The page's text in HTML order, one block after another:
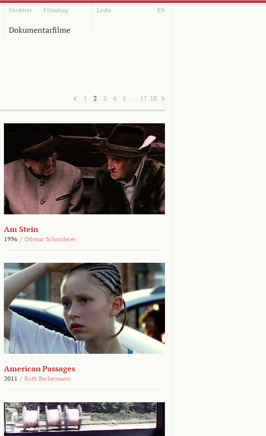
Förderer Filmshop Links EN
Dokumentarfilme
1 2 3 4 5 … 17 18
Am Stein
1996 / Othmar Schmiderer
American Passages
2011 / Ruth Beckermann